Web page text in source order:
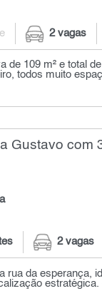
2 vagas
de 109 m² e total
todos muito
Gustavo com
2 vagas
rua da esperança,